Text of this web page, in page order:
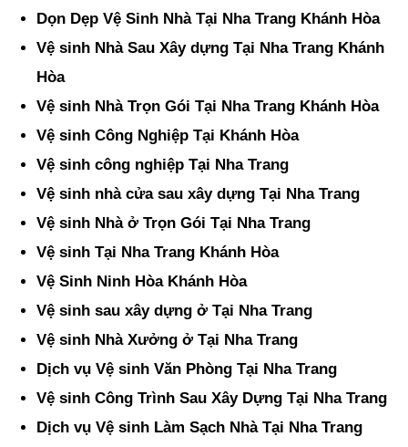
Dọn Dẹp Vệ Sinh Nhà Tại Nha Trang Khánh Hòa
Vệ sinh Nhà Sau Xây dựng Tại Nha Trang Khánh
Hòa
Vệ sinh Nhà Trọn Gói Tại Nha Trang Khánh Hòa
Vệ sinh Công Nghiệp Tại Khánh Hòa
Vệ sinh công nghiệp Tại Nha Trang
Vệ sinh nhà cửa sau xây dựng Tại Nha Trang
Vệ sinh Nhà ở Trọn Gói Tại Nha Trang
Vệ sinh Tại Nha Trang Khánh Hòa
Vệ Sinh Ninh Hòa Khánh Hòa
Vệ sinh sau xây dựng ở Tại Nha Trang
Vệ sinh Nhà Xưởng ở Tại Nha Trang
Dịch vụ Vệ sinh Văn Phòng Tại Nha Trang
Vệ sinh Công Trình Sau Xây Dựng Tại Nha Trang
Dịch vụ Vệ sinh Làm Sạch Nhà Tại Nha Trang